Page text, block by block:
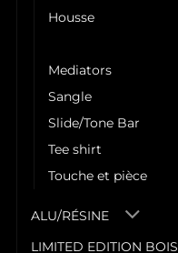
Housse
Mediators
Sangle
Slide/Tone Bar
Tee shirt
Touche et pièce
ALU/RÉSINE
LIMITED EDITION BOIS